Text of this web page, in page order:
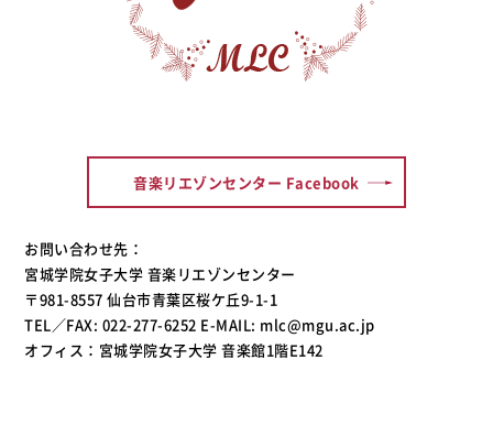
音楽リエゾンセンター Facebook
お問い合わせ先：
宮城学院女子大学 音楽リエゾンセンター
〒981-8557 仙台市青葉区桜ケ丘9-1-1
TEL／FAX: 022-277-6252 E-MAIL: mlc@mgu.ac.jp
オフィス：宮城学院女子大学 音楽館1階E142